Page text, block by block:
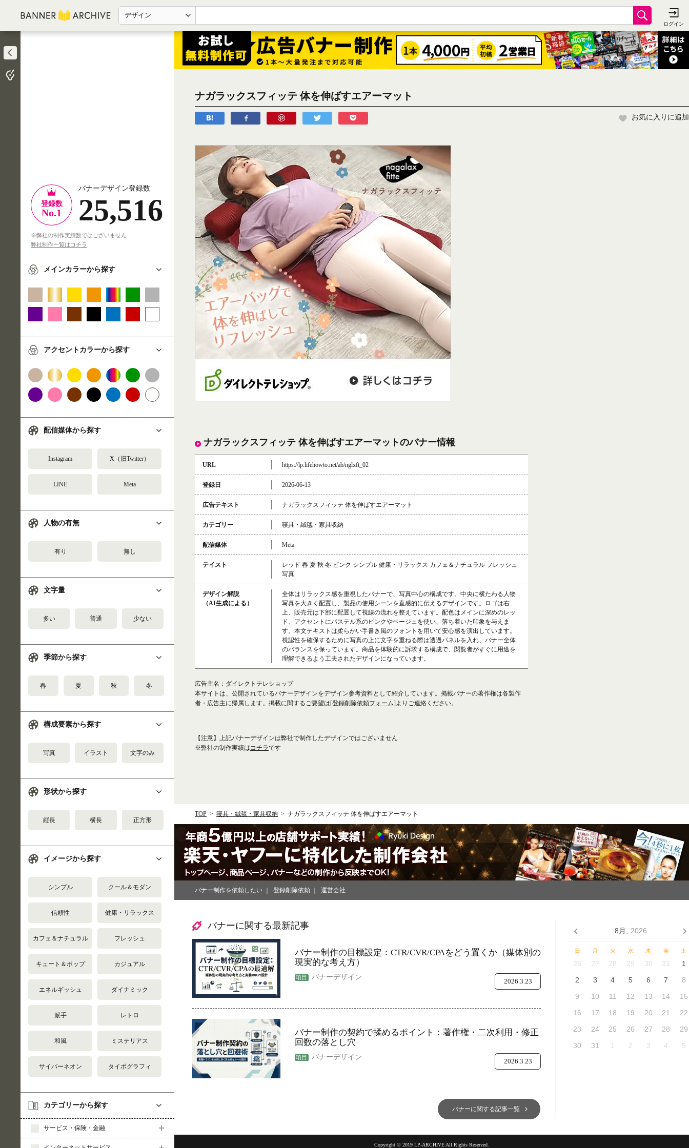
デザイン
登録数
No.1
バナーデザイン登録数
25,516
※弊社の制作実績数ではございません
弊社制作一覧はコチラ
メインカラーから探す
アクセントカラーから探す
配信媒体から探す
Instagram X（旧Twitter）
LINE Meta
人物の有無
有り 無し
文字量
多い 普通 少ない
季節から探す
春 夏 秋 冬
構成要素から探す
写真 イラスト 文字のみ
形状から探す
縦長 横長 正方形
イメージから探す
シンプル クール＆モダン
信頼性 健康・リラックス
カフェ＆ナチュラル フレッシュ
キュート＆ポップ カジュアル
エネルギッシュ ダイナミック
派手 レトロ
和風 ミステリアス
サイバーネオン タイポグラフィ
カテゴリーから探す
サービス・保険・金融
ナガラックスフィッテ 体を伸ばすエアーマット
お気に入りに追加
ナガラックスフィッテ 体を伸ばすエアーマットのバナー情報
URL https://lp.lifehowto.net/ab/nglxft_02
登録日 2026-06-13
広告テキスト ナガラックスフィッテ 体を伸ばすエアーマット
カテゴリー 寝具・絨毯・家具収納
配信媒体 Meta
テイスト
レッド 春 夏 秋 冬 ピンク シンプル 健康・リラックス カフェ＆ナチュラル フレッシュ
写真
デザイン解説
（AI生成による）
全体はリラックス感を重視したバナーで、写真中心の構成です。中央に横たわる人物
写真を大きく配置し、製品の使用シーンを直感的に伝えるデザインです。ロゴは右
上、販売元は下部に配置して視線の流れを整えています。配色はメインに深めのレッ
ド、アクセントにパステル系のピンクやベージュを使い、落ち着いた印象を与えま
す。本文テキストは柔らかい手書き風のフォントを用いて安心感を演出しています。
視認性を確保するために写真の上に文字を重ねる際は透過パネルを入れ、バナー全体
のバランスを保っています。商品を体験的に訴求する構成で、閲覧者がすぐに用途を
理解できるよう工夫されたデザインになっています。
広告主名：ダイレクトテレショップ
本サイトは、公開されているバナーデザインをデザイン参考資料として紹介しています。掲載バナーの著作権は各製作
者・広告主に帰属します。掲載に関するご要望は[登録削除依頼フォーム]よりご連絡ください。
【注意】上記バナーデザインは弊社で制作したデザインではございません
※弊社の制作実績はコチラです
TOP 寝具・絨毯・家具収納 ナガラックスフィッテ 体を伸ばすエアーマット
バナー制作を依頼したい 登録削除依頼 運営会社
バナーに関する最新記事
バナー制作の目標設定：CTR/CVR/CPAをどう置くか（媒体別の
現実的な考え方）
バナーデザイン
2026.3.23
バナー制作の契約で揉めるポイント：著作権・二次利用・修正
回数の落とし穴
バナーデザイン
2026.3.23
バナーに関する記事一覧
8月, 2026
日 月 火 水 木 金 土
26 27 28 29 30 31
1
2
3 4 5 6 7
8
9
10 11 12 13 14
15
16
17 18 19 20 21
22
23
24 25 26 27 28
29
30
31 1 2 3 4 5
Copyright © 2019 LP-ARCHIVE All Rights Reserved.